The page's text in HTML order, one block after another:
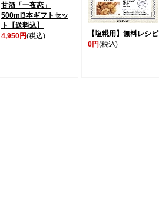
甘酒「一夜恋」
500ml3本ギフトセッ
ト【送料込】
4,950円(税込)
【塩糀用】無料レシピ
0円(税込)